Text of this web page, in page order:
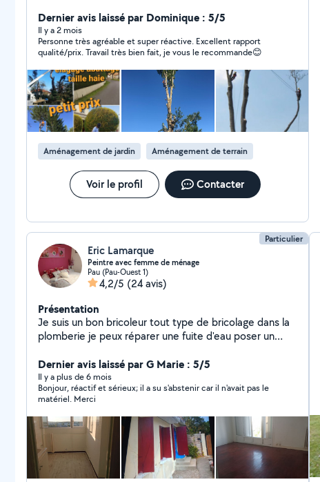
Haie d arbres dangereux et je peux faire aussi tout ce
qui est homme toute main
Dernier avis laissé par Dominique : 5/5
Il y a 2 mois
Personne très agréable et super réactive. Excellent rapport
qualité/prix. Travail très bien fait, je vous le recommande😊
Aménagement de jardin Aménagement de terrain
Voir le profil Contacter
Particulier
Eric Lamarque
Peintre avec femme de ménage
Pau (Pau-Ouest 1)
4,2/5 (24 avis)
Présentation
Je suis un bon bricoleur tout type de bricolage dans la
plomberie je peux réparer une fuite d'eau poser un
poser un WC . J'aime beaucoup le nettoyage est avec
moi une femme de ménage , je fais des remises en
état des logements après le départ des locataires.
Entretien des locaux vitre sanitaire porte placard et
tout type de nettoyage.... Je fais aussi de la peinture
intérieure et extérieure porte volets bois mûr plafond
rebouchage ponçage et le blanchiment des murs pour
les états des lieux . Je suis soigné propre et maniaque
j'aime le travail bien fait . Pour plus de renseignements
Dernier avis laissé par G Marie : 5/5
Il y a plus de 6 mois
Bonjour, réactif et sérieux; il a su s'abstenir car il n'avait pas le
matériel. Merci